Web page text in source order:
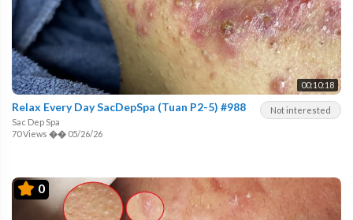
00:10:18
Not interested
Relax Every Day SacDepSpa (Tuan P2-5) #988
Sac Dep Spa
70 Views �� 05/26/26
0